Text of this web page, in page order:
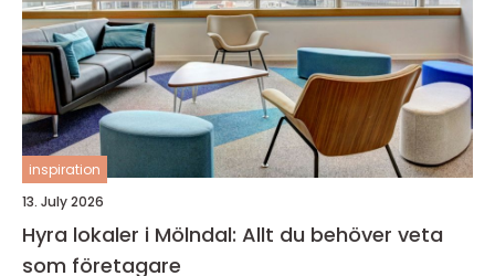
inspiration
13. July 2026
Hyra lokaler i Mölndal: Allt du behöver veta
som företagare